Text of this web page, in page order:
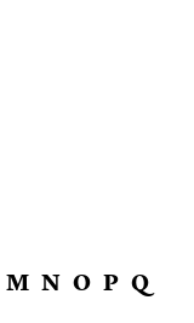
M N O P Q